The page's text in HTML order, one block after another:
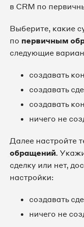
в CRM по
Выберите, какие
по первичным
следующие
создавать
создавать
создавать
ничего не
Далее настройте
обращений.
сделку или нет,
настройки:
создавать
ничего не